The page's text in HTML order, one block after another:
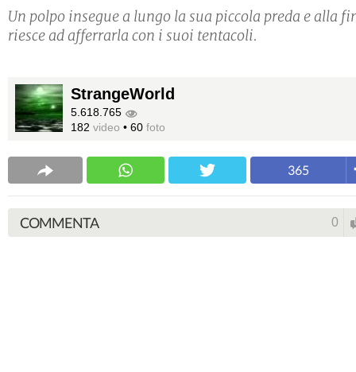
Un polpo insegue a lungo la sua piccola preda e alla
riesce ad afferrarla con i suoi tentacoli.
StrangeWorld
5.618.765
182 video • 60 foto
365
COMMENTA 0